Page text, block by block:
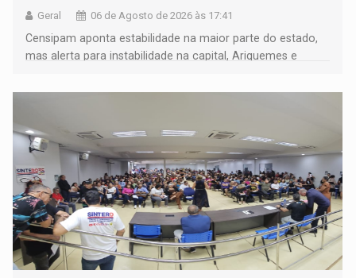
Geral 06 de Agosto de 2026 às 17:41
Censipam aponta estabilidade na maior parte do estado,
mas alerta para instabilidade na capital, Ariquemes e